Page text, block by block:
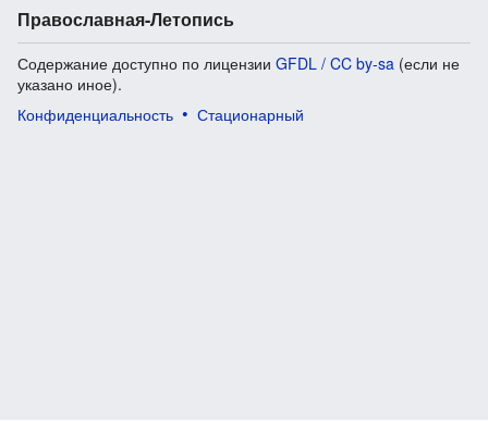
Православная-Летопись
Содержание доступно по лицензии GFDL / CC by-sa (если не
указано иное).
Конфиденциальность
Стационарный